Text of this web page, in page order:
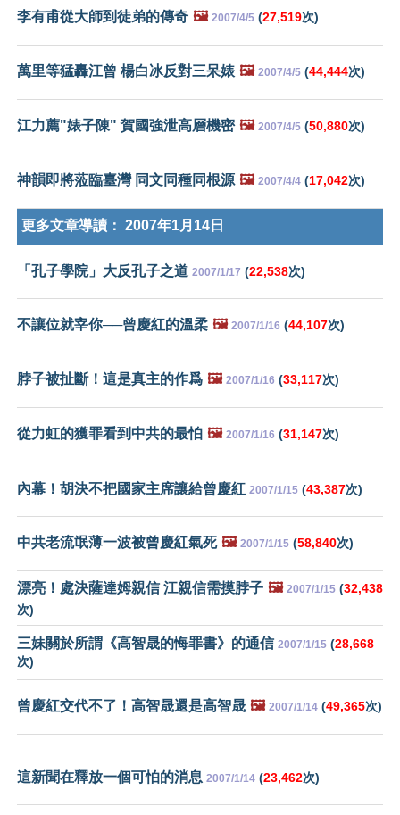
李有甫從大師到徒弟的傳奇 🖼️ 2007/4/5 (27,519次)
萬里等猛轟江曾 楊白冰反對三呆婊 🖼️ 2007/4/5 (44,444次)
江力薦"婊子陳" 賀國強泄高層機密 🖼️ 2007/4/5 (50,880次)
神韻即將蒞臨臺灣 同文同種同根源 🖼️ 2007/4/4 (17,042次)
更多文章導讀： 2007年1月14日
「孔子學院」大反孔子之道 2007/1/17 (22,538次)
不讓位就宰你──曾慶紅的溫柔 🖼️ 2007/1/16 (44,107次)
脖子被扯斷！這是真主的作爲 🖼️ 2007/1/16 (33,117次)
從力虹的獲罪看到中共的最怕 🖼️ 2007/1/16 (31,147次)
內幕！胡決不把國家主席讓給曾慶紅 2007/1/15 (43,387次)
中共老流氓薄一波被曾慶紅氣死 🖼️ 2007/1/15 (58,840次)
漂亮！處決薩達姆親信 江親信需摸脖子 🖼️ 2007/1/15 (32,438
次)
三妹關於所謂《高智晟的悔罪書》的通信 2007/1/15 (28,668
次)
曾慶紅交代不了！高智晟還是高智晟 🖼️ 2007/1/14 (49,365次)
這新聞在釋放一個可怕的消息 2007/1/14 (23,462次)